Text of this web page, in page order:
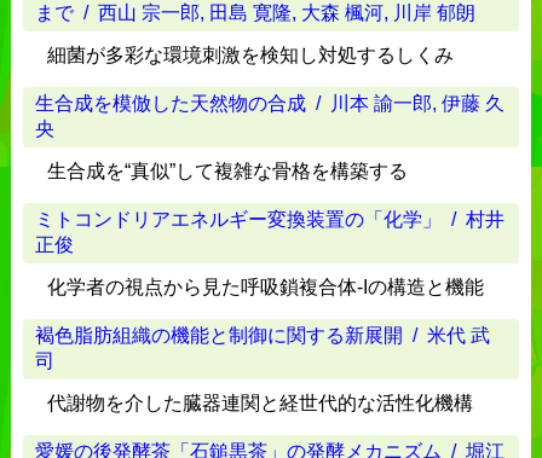
まで / 西山 宗一郎, 田島 寛隆, 大森 楓河, 川岸 郁朗
細菌が多彩な環境刺激を検知し対処するしくみ
生合成を模倣した天然物の合成 / 川本 諭一郎, 伊藤 久
央
生合成を“真似”して複雑な骨格を構築する
ミトコンドリアエネルギー変換装置の「化学」
/ 村井
正俊
化学者の視点から見た呼吸鎖複合体-Iの構造と機能
褐色脂肪組織の機能と制御に関する新展開 / 米代 武
司
代謝物を介した臓器連関と経世代的な活性化機構
愛媛の後発酵茶「石鎚黒茶」の発酵メカニズム / 堀江